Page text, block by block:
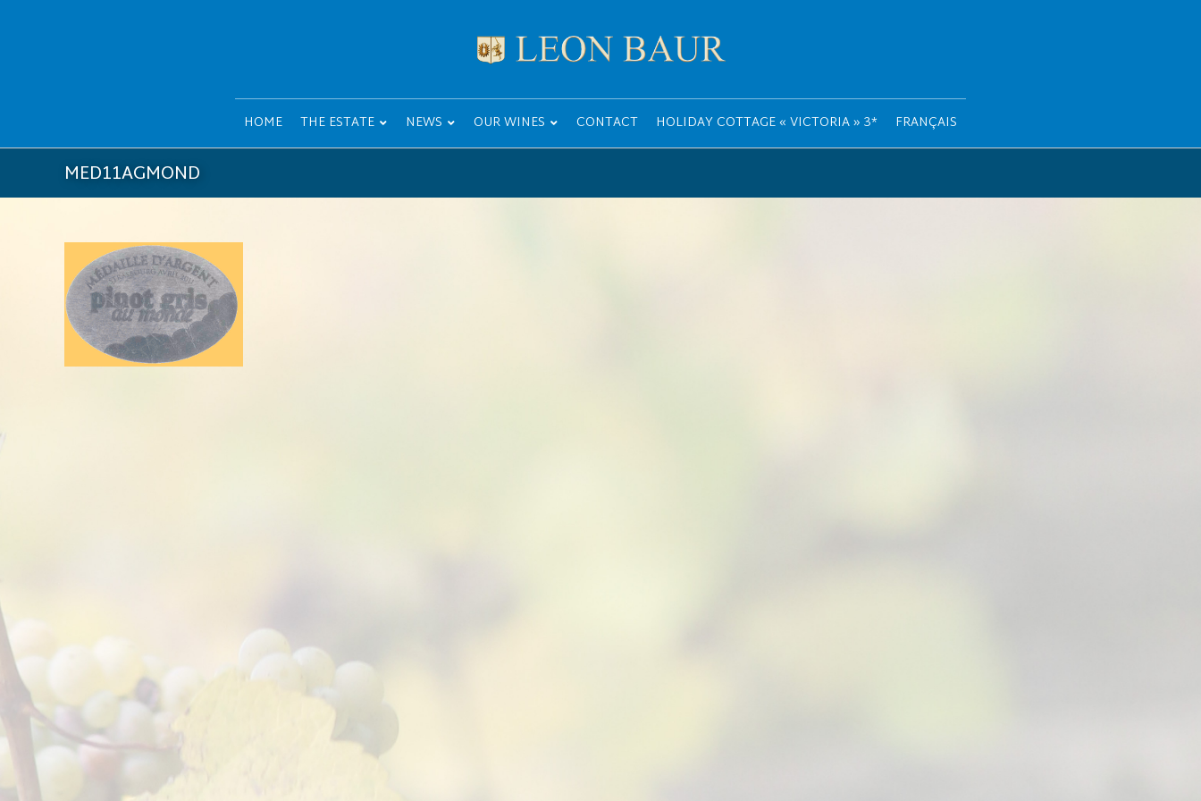
HOME THE ESTATE NEWS OUR WINES CONTACT HOLIDAY COTTAGE « VICTORIA » 3* FRANÇAIS
MED11AGMOND